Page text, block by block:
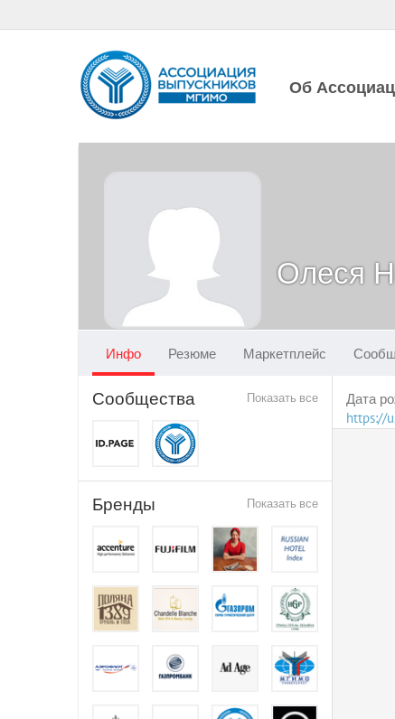
Об
Олеся
Инфо Резюме Маркетплейс
Показать все
Сообщества
Показать все
Бренды
Дата
https://